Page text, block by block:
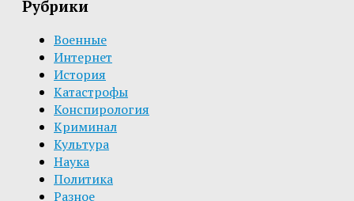
Рубрики
Военные
Интернет
История
Катастрофы
Конспирология
Криминал
Культура
Наука
Политика
Разное